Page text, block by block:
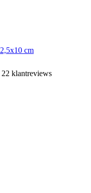
cm
22 klantreviews